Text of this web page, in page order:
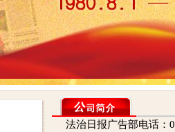
法治日报广告部电话：